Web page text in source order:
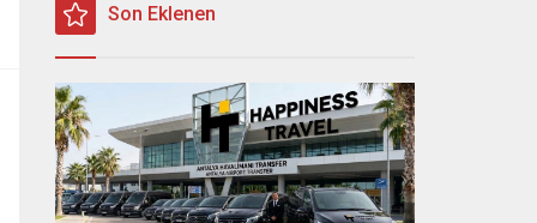
Son Eklenen